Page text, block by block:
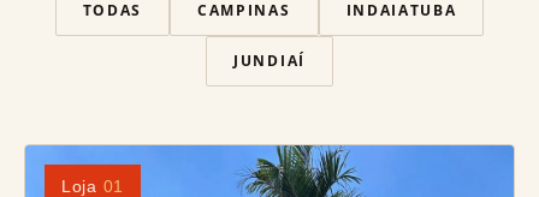
TODAS CAMPINAS INDAIATUBA
JUNDIAÍ
Loja 01